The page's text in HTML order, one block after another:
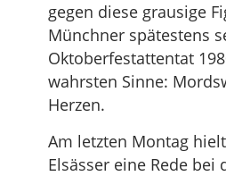
gegen diese grausige
Münchner spätestens
Oktoberfestattentat
wahrsten Sinne:
Herzen.
Am letzten Montag
Elsässer eine Rede bei